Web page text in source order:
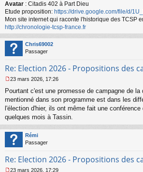
Avatar : Citadis 402 à Part Dieu
Etude proposition: https://drive.google.com/file/d/
Mon site internet qui raconte l'historique des TCSP
http://chronologie-tcsp-france.fr
Chris69002
Passager
Re: Election 2026 - Propositions des
e
s
s
g
n
o
l
u
23 mars 2026, 17:26
Pourtant c'est une promesse de campagne de la
mentionné dans son programme est dans les
l'élection d'hier, ils ont même fait une
quelques mois à Tassin.
Rémi
Passager
Re: Election 2026 - Propositions des
23 mars 2026, 17:29